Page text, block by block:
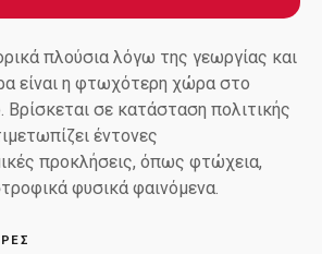
πλούσια λόγω της γεωργίας και
είναι η φτωχότερη χώρα στο
Βρίσκεται σε κατάσταση πολιτικής
έντονες
προκλήσεις, όπως φτώχεια,
φυσικά φαινόμενα.